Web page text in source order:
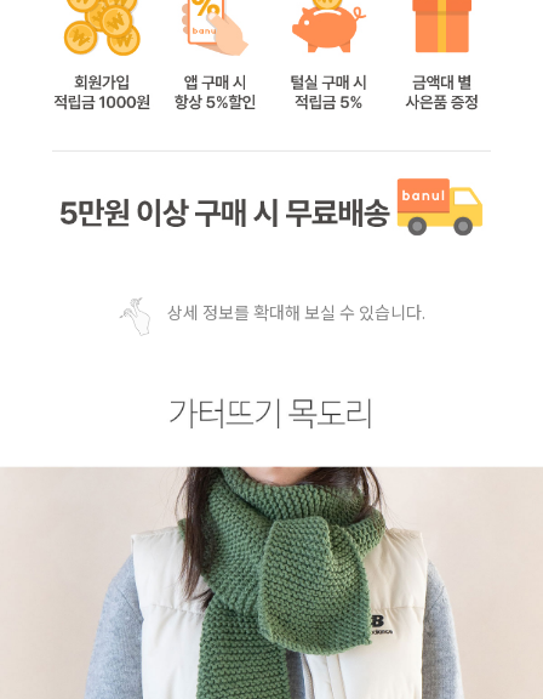
상세 정보를 확대해 보실 수 있습니다.